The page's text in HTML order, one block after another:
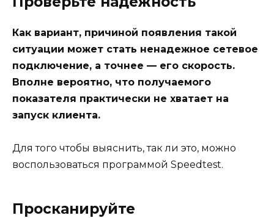
Как вариант, причиной появления такой
ситуации может стать ненадежное сетевое
подключение, а точнее — его скорость.
Вполне вероятно, что получаемого
показателя практически не хватает на
запуск клиента.
Для того чтобы выяснить, так ли это, можно
воспользоваться программой Speedtest.
Просканируйте